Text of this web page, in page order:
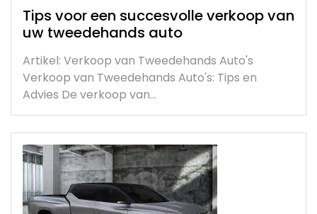
Tips voor een succesvolle verkoop van
uw tweedehands auto
Artikel: Verkoop van Tweedehands Auto's
Verkoop van Tweedehands Auto's: Tips en
Advies De verkoop van…